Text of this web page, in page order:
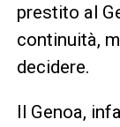
prestito al
continuità,
decidere.
Il Genoa,